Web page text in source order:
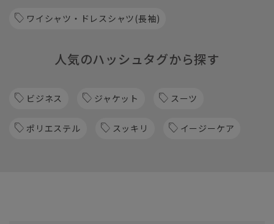
ワイシャツ・ドレスシャツ(長袖)
人気のハッシュタグから探す
ビジネス ジャケット スーツ
ポリエステル スッキリ イージーケア